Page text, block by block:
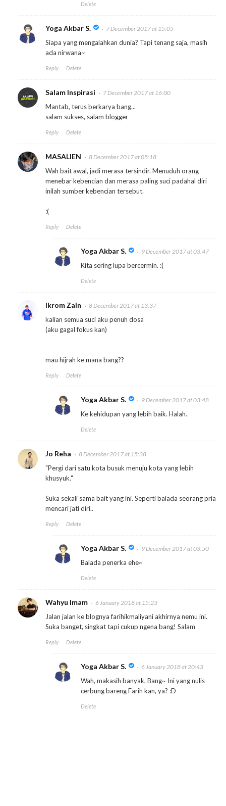
Delete
Yoga Akbar S. 7 December 2017 at 15:05
Siapa yang mengalahkan dunia? Tapi tenang saja, masih
ada nirwana~
Reply Delete
Salam Inspirasi 7 December 2017 at 16:00
Mantab, terus berkarya bang...
salam sukses, salam blogger
Reply Delete
MASALIEN 8 December 2017 at 05:18
Wah bait awal, jadi merasa tersindir. Menuduh orang
menebar kebencian dan merasa paling suci padahal diri
inilah sumber kebencian tersebut.
:(
Reply Delete
Yoga Akbar S. 9 December 2017 at 03:47
Kita sering lupa bercermin. :(
Delete
Ikrom Zain 8 December 2017 at 13:37
kalian semua suci aku penuh dosa
(aku gagal fokus kan)
mau hijrah ke mana bang??
Reply Delete
Yoga Akbar S. 9 December 2017 at 03:48
Ke kehidupan yang lebih baik. Halah.
Delete
Jo Reha 8 December 2017 at 15:38
"Pergi dari satu kota busuk menuju kota yang lebih
khusyuk."
Suka sekali sama bait yang ini. Seperti balada seorang pria
mencari jati diri..
Reply Delete
Yoga Akbar S. 9 December 2017 at 03:50
Balada penerka ehe~
Delete
Wahyu Imam 6 January 2018 at 15:23
Jalan jalan ke blognya farihikmaliyani akhirnya nemu ini.
Suka banget, singkat tapi cukup ngena bang! Salam
Reply Delete
Yoga Akbar S. 6 January 2018 at 20:43
Wah, makasih banyak, Bang~ Ini yang nulis
cerbung bareng Farih kan, ya? :D
Delete